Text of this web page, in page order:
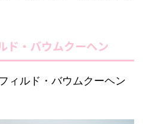
ド・バウムクーヘン
ィルド・バウムクーヘン